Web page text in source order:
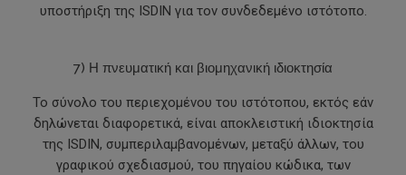
υποστήριξη της ISDIN για τον συνδεδεμένο ιστότοπο.
7) Η πνευματική και βιομηχανική ιδιοκτησία
Το σύνολο του περιεχομένου του ιστότοπου, εκτός εάν
δηλώνεται διαφορετικά, είναι αποκλειστική ιδιοκτησία
της ISDIN, συμπεριλαμβανομένων, μεταξύ άλλων, του
γραφικού σχεδιασμού, του πηγαίου κώδικα, των